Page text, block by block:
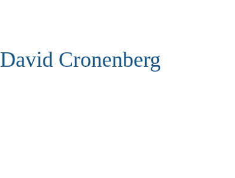
David Cronenberg